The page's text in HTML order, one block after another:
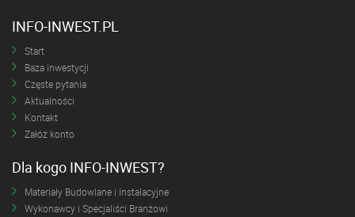
INFO-INWEST.PL
Start
Baza inwestycji
Częste pytania
Aktualności
Kontakt
Załóż konto
Dla kogo INFO-INWEST?
Materiały Budowlane i Instalacyjne
Wykonawcy i Specjaliści Branżowi